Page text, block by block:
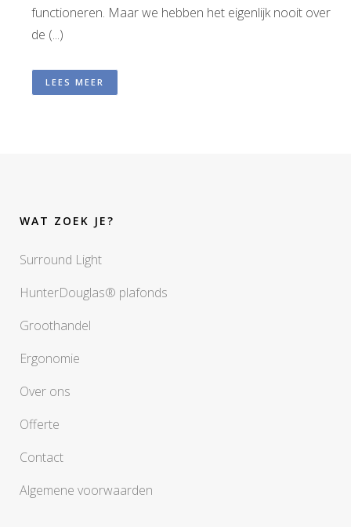
functioneren. Maar we hebben het eigenlijk nooit over
de (...)
LEES MEER
WAT ZOEK JE?
Surround Light
HunterDouglas® plafonds
Groothandel
Ergonomie
Over ons
Offerte
Contact
Algemene voorwaarden